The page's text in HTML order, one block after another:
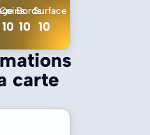
carte
10
Bords
10
Surface
10